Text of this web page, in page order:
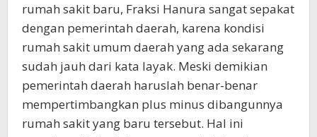
rumah sakit baru, Fraksi Hanura sangat sepakat
dengan pemerintah daerah, karena kondisi
rumah sakit umum daerah yang ada sekarang
sudah jauh dari kata layak. Meski demikian
pemerintah daerah haruslah benar-benar
mempertimbangkan plus minus dibangunnya
rumah sakit yang baru tersebut. Hal ini